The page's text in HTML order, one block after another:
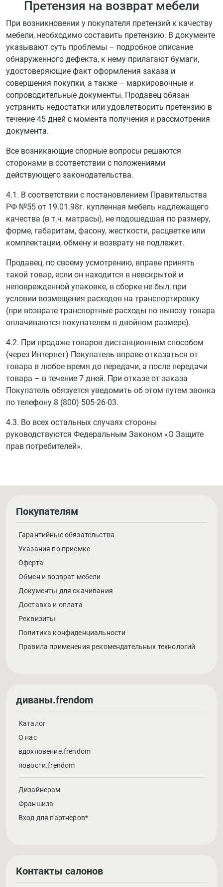
Претензия на возврат мебели
При возникновении у покупателя претензий к качеству
мебели, необходимо составить претензию. В документе
указывают суть проблемы – подробное описание
обнаруженного дефекта, к нему прилагают бумаги,
удостоверяющие факт оформления заказа и
совершения покупки, а также – маркировочные и
сопроводительные документы. Продавец обязан
устранить недостатки или удовлетворить претензию в
течение 45 дней с момента получения и рассмотрения
документа.
Все возникающие спорные вопросы решаются
сторонами в соответствии с положениями
действующего законодательства.
4.1. В соответствии с постановлением Правительства
РФ №55 от 19.01.98г. купленная мебель надлежащего
качества (в т.ч. матрасы), не подошедшая по размеру,
форме, габаритам, фасону, жесткости, расцветке или
комплектации, обмену и возврату не подлежит.
Продавец, по своему усмотрению, вправе принять
такой товар, если он находится в невскрытой и
неповрежденной упаковке, в сборке не был, при
условии возмещения расходов на транспортировку
(при возврате транспортные расходы по вывозу товара
оплачиваются покупателем в двойном размере).
4.2. При продаже товаров дистанционным способом
(через Интернет) Покупатель вправе отказаться от
товара в любое время до передачи, а после передачи
товара – в течение 7 дней. При отказе от заказа
Покупатель обязуется уведомить об этом путем звонка
по телефону 8 (800) 505-26-03.
4.3. Во всех остальных случаях стороны
руководствуются Федеральным Законом «О Защите
прав потребителей».
Покупателям
Гарантийные обязательства
Указания по приемке
Оферта
Обмен и возврат мебели
Документы для скачивания
Доставка и оплата
Реквизиты
Политика конфиденциальности
Правила применения рекомендательных технологий
диваны.frendom
Каталог
О нас
вдохновение.frendom
новости.frendom
Дизайнерам
Франшиза
Вход для партнеров*
Контакты салонов